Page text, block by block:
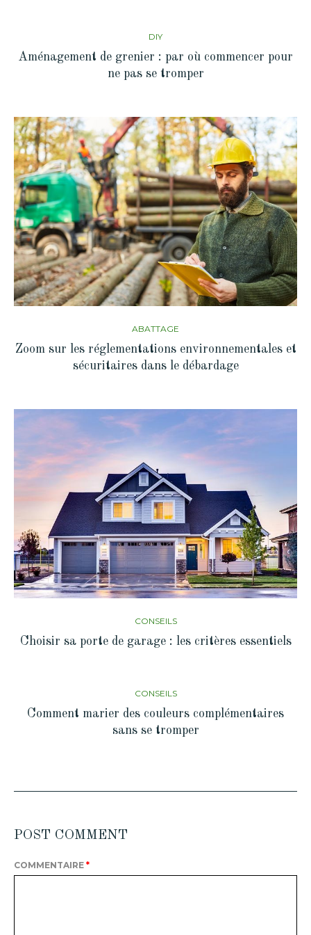
DIY
Aménagement de grenier : par où commencer pour
ne pas se tromper
ABATTAGE
Zoom sur les réglementations environnementales et
sécuritaires dans le débardage
CONSEILS
Choisir sa porte de garage : les critères essentiels
CONSEILS
Comment marier des couleurs complémentaires
sans se tromper
POST COMMENT
COMMENTAIRE *